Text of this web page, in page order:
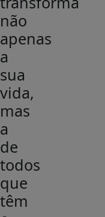
não
apenas
a
sua
vida,
mas
a
de
todos
que
têm